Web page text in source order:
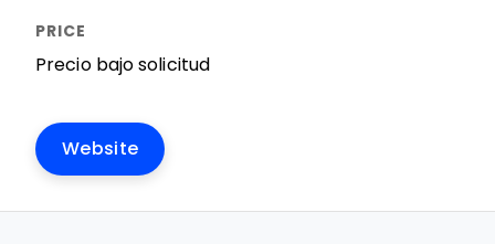
Precio bajo solicitud
Website